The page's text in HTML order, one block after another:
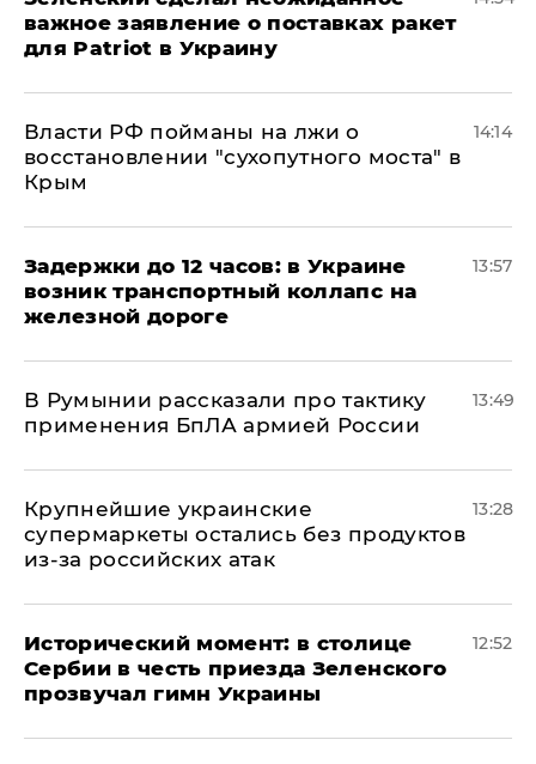
важное заявление о поставках ракет
для Patriot в Украину
Власти РФ пойманы на лжи о
восстановлении "сухопутного моста" в
Крым
14:14
Задержки до 12 часов: в Украине
возник транспортный коллапс на
железной дороге
13:57
В Румынии рассказали про тактику
применения БпЛА армией России
13:49
Крупнейшие украинские
супермаркеты остались без продуктов
из-за российских атак
13:28
Исторический момент: в столице
Сербии в честь приезда Зеленского
прозвучал гимн Украины
12:52